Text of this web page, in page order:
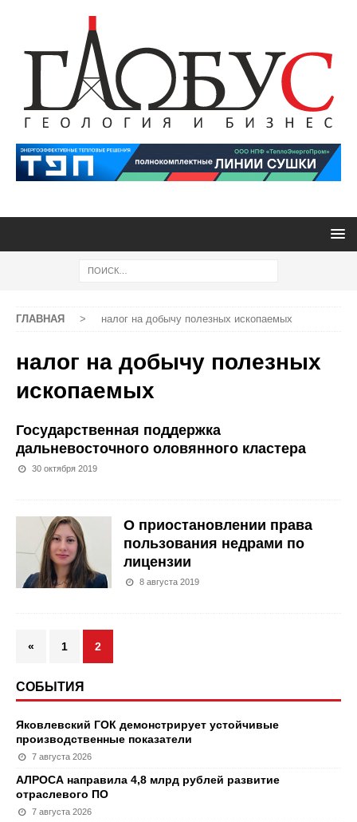
ГЛАВНАЯ > налог на добычу полезных ископаемых
налог на добычу полезных
ископаемых
Государственная поддержка
дальневосточного оловянного кластера
30 октября 2019
О приостановлении права
пользования недрами по
лицензии
8 августа 2019
« 1 2
СОБЫТИЯ
Яковлевский ГОК демонстрирует устойчивые
производственные показатели
7 августа 2026
АЛРОСА направила 4,8 млрд рублей развитие
отраслевого ПО
7 августа 2026